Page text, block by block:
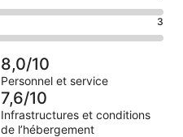
3
8,0/10
Personnel et service
7,6/10
Infrastructures et conditions
de l’hébergement